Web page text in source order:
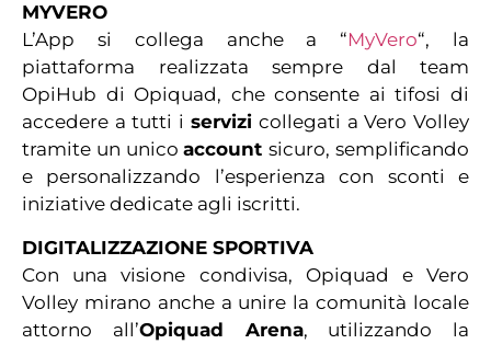
MYVERO
L’App si collega anche a “MyVero“, la
piattaforma realizzata sempre dal team
OpiHub di Opiquad, che consente ai tifosi di
accedere a tutti i servizicollegati a Vero Volley
tramite un unicoaccountsicuro, semplificando
e personalizzando l’esperienza con sconti e
iniziative dedicate agli iscritti.
DIGITALIZZAZIONE SPORTIVA
Con una visione condivisa, Opiquad e Vero
Volley mirano anche a unire la comunità locale
attorno all’Opiquad Arena, utilizzando la